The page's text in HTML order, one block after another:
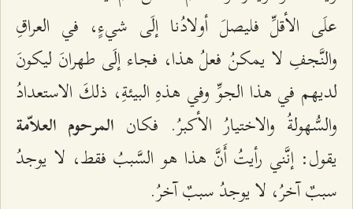
علَى الأقلِّ فليصلَ أولادُنا إلَى شيءٍ، في العراقِ
والنَّجفِ لا يمكنُ فعلُ هذا، فجاء إلَى طهرانَ ليكونَ
لديهم في هذا الجوِّ وفي هذهِ البيئةِ، ذلكَ الاستعدادُ
والسُّهولةُ والاختيارُ الأكبرُ. فكان المرحوم العلاّمة
يقول: إنَّني رأيتُ أَنَّ هذا هو السَّببُ فقط، لا يوجدُ
سببٌ آخرُ، لا يوجدُ سببٌ آخرُ.